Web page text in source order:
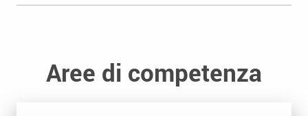
Aree di competenza